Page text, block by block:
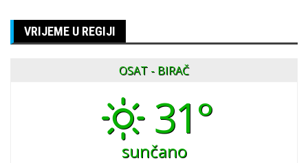
VRIJEME U REGIJI
OSAT - BIRAČ
31°
sunčano